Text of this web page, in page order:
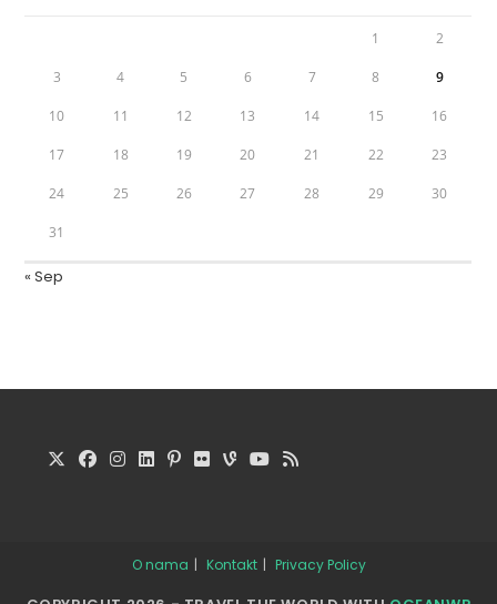
1 2
3 4 5 6 7 8 9
10 11 12 13 14 15 16
17 18 19 20 21 22 23
24 25 26 27 28 29 30
31
« Sep
O nama Kontakt Privacy Policy